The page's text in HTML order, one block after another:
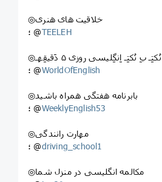
◎خلاقیت های هنری
؛ @TEELEH
◎نُکتِـ بِ نُکتِـ اِنگِلیسی روزی ۵ دَقیقِهـ
؛ @WorldOfEnglish
◎بابرنامه هفتگی همراه باشید
؛ @WeeklyEnglish53
◎مهارت رانندگی
؛ @driving_school1
◎مکالمه انگلیسی در منزل شما